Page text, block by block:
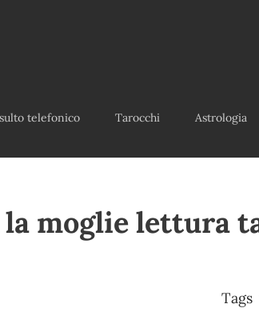
telefonico Tarocchi Astrologia
la moglie lettura
Tags